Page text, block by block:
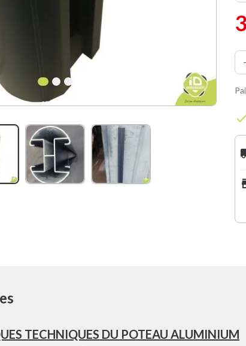
1 2 3
TECHNIQUES DU POTEAU ALUMINIUM